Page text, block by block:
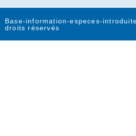
Base-information-especes-
droits réservés